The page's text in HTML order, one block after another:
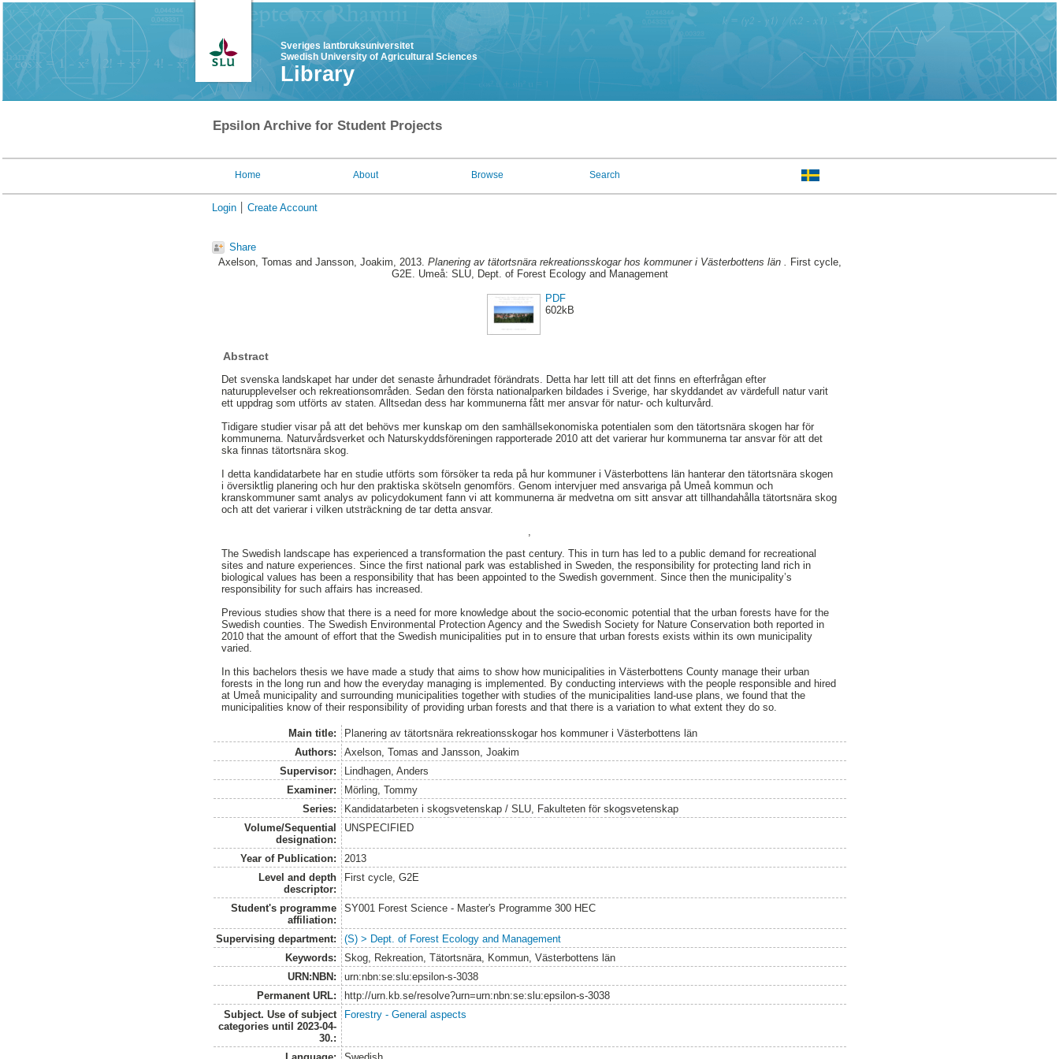
Sveriges lantbruksuniversitet
Swedish University of Agricultural Sciences
Library
Epsilon Archive for Student Projects
Home About Browse Search
Login Create Account
Share
Axelson, Tomas and Jansson, Joakim, 2013. Planering av tätortsnära rekreationsskogar hos kommuner i Västerbottens län . First cycle,
G2E. Umeå: SLU, Dept. of Forest Ecology and Management
PDF
602kB
Abstract
Det svenska landskapet har under det senaste århundradet förändrats. Detta har lett till att det finns en efterfrågan efter
naturupplevelser och rekreationsområden. Sedan den första nationalparken bildades i Sverige, har skyddandet av värdefull natur varit
ett uppdrag som utförts av staten. Alltsedan dess har kommunerna fått mer ansvar för natur- och kulturvård.
Tidigare studier visar på att det behövs mer kunskap om den samhällsekonomiska potentialen som den tätortsnära skogen har för
kommunerna. Naturvårdsverket och Naturskyddsföreningen rapporterade 2010 att det varierar hur kommunerna tar ansvar för att det
ska finnas tätortsnära skog.
I detta kandidatarbete har en studie utförts som försöker ta reda på hur kommuner i Västerbottens län hanterar den tätortsnära skogen
i översiktlig planering och hur den praktiska skötseln genomförs. Genom intervjuer med ansvariga på Umeå kommun och
kranskommuner samt analys av policydokument fann vi att kommunerna är medvetna om sitt ansvar att tillhandahålla tätortsnära skog
och att det varierar i vilken utsträckning de tar detta ansvar.
The Swedish landscape has experienced a transformation the past century. This in turn has led to a public demand for recreational
sites and nature experiences. Since the first national park was established in Sweden, the responsibility for protecting land rich in
biological values has been a responsibility that has been appointed to the Swedish government. Since then the municipality’s
responsibility for such affairs has increased.
Previous studies show that there is a need for more knowledge about the socio-economic potential that the urban forests have for the
Swedish counties. The Swedish Environmental Protection Agency and the Swedish Society for Nature Conservation both reported in
2010 that the amount of effort that the Swedish municipalities put in to ensure that urban forests exists within its own municipality
varied.
In this bachelors thesis we have made a study that aims to show how municipalities in Västerbottens County manage their urban
forests in the long run and how the everyday managing is implemented. By conducting interviews with the people responsible and hired
at Umeå municipality and surrounding municipalities together with studies of the municipalities land-use plans, we found that the
municipalities know of their responsibility of providing urban forests and that there is a variation to what extent they do so.
Main title:
Planering av tätortsnära rekreationsskogar hos kommuner i Västerbottens län
Authors:
Axelson, Tomas and Jansson, Joakim
Supervisor:
Lindhagen, Anders
Examiner:
Mörling, Tommy
Series:
Kandidatarbeten i skogsvetenskap / SLU, Fakulteten för skogsvetenskap
Volume/Sequential
designation:
UNSPECIFIED
Year of Publication:
2013
Level and depth
descriptor:
First cycle, G2E
Student's programme
affiliation:
SY001 Forest Science - Master's Programme 300 HEC
Supervising department:
(S) > Dept. of Forest Ecology and Management
Keywords:
Skog, Rekreation, Tätortsnära, Kommun, Västerbottens län
URN:NBN:
urn:nbn:se:slu:epsilon-s-3038
Permanent URL:
http://urn.kb.se/resolve?urn=urn:nbn:se:slu:epsilon-s-3038
Subject. Use of subject
categories until 2023-04-
30.:
Forestry - General aspects